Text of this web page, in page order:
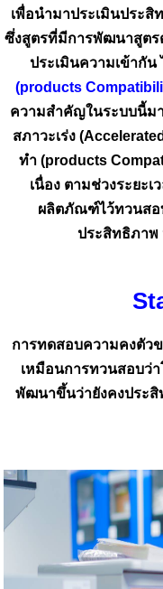
เพื่อนำมาประเมินประสิ
ซึ่งสูตรที่มีการพัฒนาสูตร
ประเมินความเข้ากัน
(products
ความสำคัญในระบบนี้ม
สภาวะเร่ง
ทำ (products
เนื่อง ตามช่วงระยะ
ผลิตภัณฑ์ไว้ทวนสอ
ประสิทธิภาพ
การทดสอบความคงตัว
เหมือนการทวนสอบว่
พัฒนาขึ้นว่ายังคงประ